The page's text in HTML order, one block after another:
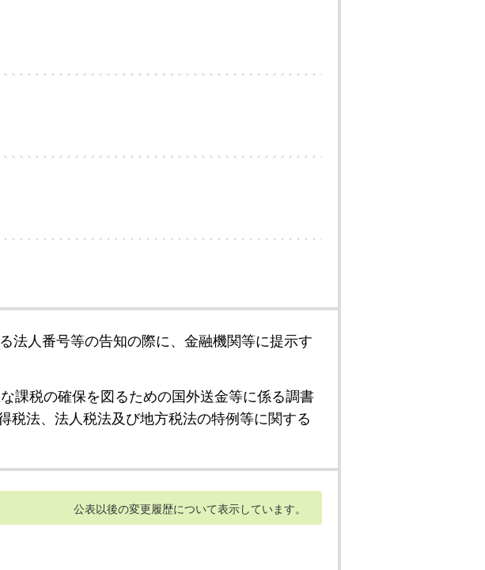
法人番号等の告知の際に、金融機関等に提示す
課税の確保を図るための国外送金等に係る調書
税法、法人税法及び地方税法の特例等に関する
公表以後の変更履歴について表示しています。